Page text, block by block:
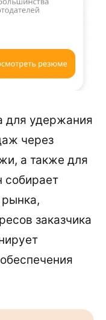
для удержания
через
а также для
собирает
заказчика